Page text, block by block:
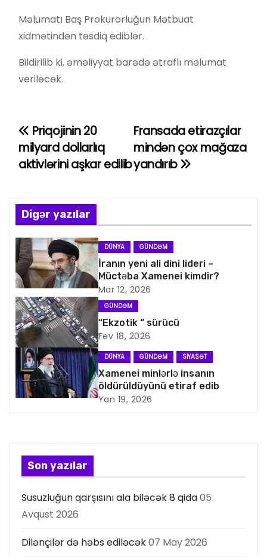
Məlumatı Baş Prokurorluğun Mətbuat
xidmətindən təsdiq ediblər.
Bildirilib ki, əməliyyat barədə ətraflı məlumat
veriləcək.
Y
a
ı
n
a
v
i
q
a
s
a
ı
Fransada etirazçılar
mindən çox mağaza
yandırıb
Priqojinin 20
milyard dollarlıq
aktivlərini aşkar edilib
Digər yazılar
DÜNYA GÜNDƏM
İranın yeni ali dini lideri –
Müctəba Xamenei kimdir?
Mar 12, 2026
GÜNDƏM
“Ekzotik “ sürücü
Fev 18, 2026
DÜNYA GÜNDƏM SIYASƏT
Xamenei minlərlə insanın
öldürüldüyünü etiraf edib
Yan 19, 2026
Son yazılar
Susuzluğun qarşısını ala biləcək 8 qida05
Avqust 2026
Dilənçilər də həbs ediləcək07 May 2026